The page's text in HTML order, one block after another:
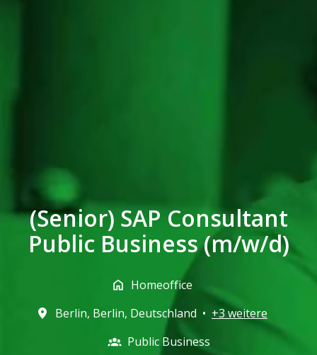
(Senior) SAP Consultant
Public Business (m/w/d)
Homeoffice
Berlin, Berlin, Deutschland • +3 weitere
Public Business